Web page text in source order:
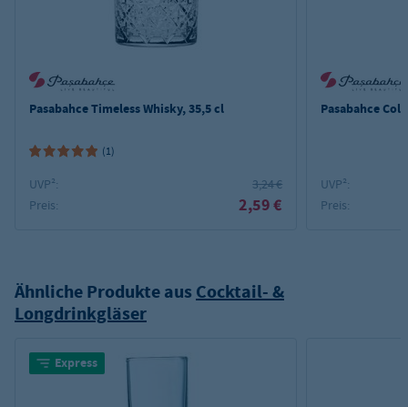
Pasabahce Timeless Whisky, 35,5 cl
(1)
UVP²:
3,24 €
Preis:
2,59 €
Pasabahce
UVP²:
Preis:
Ähnliche Produkte aus Cocktail- &
Longdrinkgläser
Express